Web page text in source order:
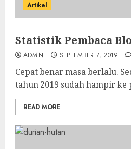
Artikel
Statistik Pembaca
ADMIN SEPTEMBER 7, 2019
Cepat benar masa berlalu.
tahun 2019 sudah hampir ke
READ MORE